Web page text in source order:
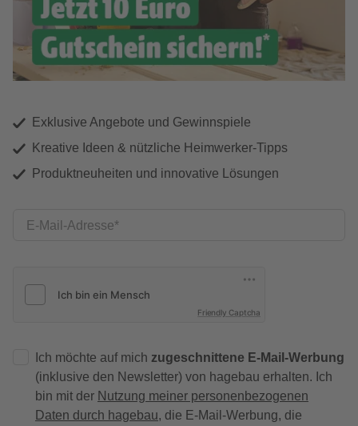
Exklusive Angebote und Gewinnspiele
Kreative Ideen & nützliche Heimwerker-Tipps
Produktneuheiten und innovative Lösungen
E-Mail-Adresse
Friendly Captcha
Ich möchte auf mich zugeschnittene E-Mail-Werbung
(inklusive den Newsletter) von hagebau erhalten. Ich
bin mit der Nutzung meiner personenbezogenen
Daten durch hagebau, die E-Mail-Werbung, die